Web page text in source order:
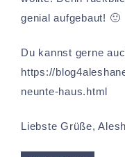
genial aufgebaut! 🙂
Du kannst gerne
https://
neunte-haus.html
Liebste Grüße,